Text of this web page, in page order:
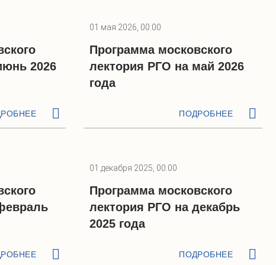
2026
01 мая 2026, 00:00
Программа московского
лектория РГО на май 2026
года
ПОДРОБНЕЕ
01 декабря 2025, 00:00
Программа московского
лектория РГО на декабрь
2025 года
ПОДРОБНЕЕ